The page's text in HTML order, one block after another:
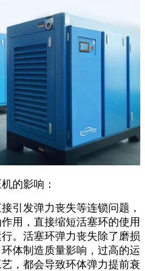
的影响：
引发弹力丧失等连锁问题，
用，直接缩短活塞环的使用
。活塞环弹力丧失除了磨损
体制造质量影响，过高的运
，都会导致环体弹力提前衰